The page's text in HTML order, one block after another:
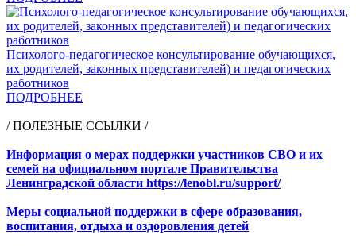
Психолого-педагогическое консультирование обучающихся,
их родителей, законных представителей) и педагогических
работников
ПОДРОБНЕЕ
/ ПОЛЕЗНЫЕ ССЫЛКИ /
Информация о мерах поддержки участников СВО и их
семей на официальном портале Правительства
Ленинградской области https://lenobl.ru/support/
Меры социальной поддержки в сфере образования,
воспитания, отдыха и оздоровления детей